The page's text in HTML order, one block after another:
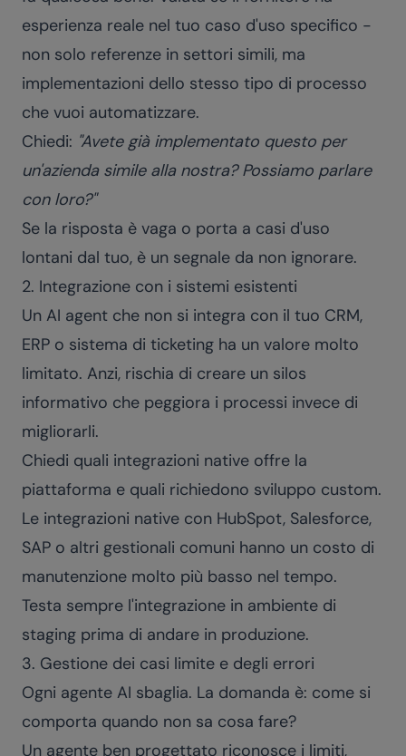
esperienza reale nel tuo caso d'uso specifico -
non solo referenze in settori simili, ma
implementazioni dello stesso tipo di processo
che vuoi automatizzare.
Chiedi: "Avete già implementato questo per
un'azienda simile alla nostra? Possiamo parlare
con loro?"
Se la risposta è vaga o porta a casi d'uso
lontani dal tuo, è un segnale da non ignorare.
2. Integrazione con i sistemi esistenti
Un AI agent che non si integra con il tuo CRM,
ERP o sistema di ticketing ha un valore molto
limitato. Anzi, rischia di creare un silos
informativo che peggiora i processi invece di
migliorarli.
Chiedi quali integrazioni native offre la
piattaforma e quali richiedono sviluppo custom.
Le integrazioni native con HubSpot, Salesforce,
SAP o altri gestionali comuni hanno un costo di
manutenzione molto più basso nel tempo.
Testa sempre l'integrazione in ambiente di
staging prima di andare in produzione.
3. Gestione dei casi limite e degli errori
Ogni agente AI sbaglia. La domanda è: come si
comporta quando non sa cosa fare?
Un agente ben progettato riconosce i limiti,